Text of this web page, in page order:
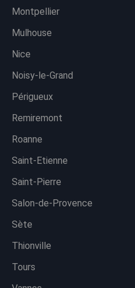
Montpellier
Mulhouse
Nice
Noisy-le-Grand
Périgueux
Remiremont
Roanne
Saint-Etienne
Saint-Pierre
Salon-de-Provence
Sète
Thionville
Tours